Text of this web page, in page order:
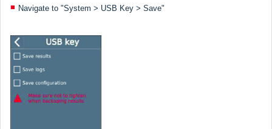
Navigate to "System > USB Key > Save"